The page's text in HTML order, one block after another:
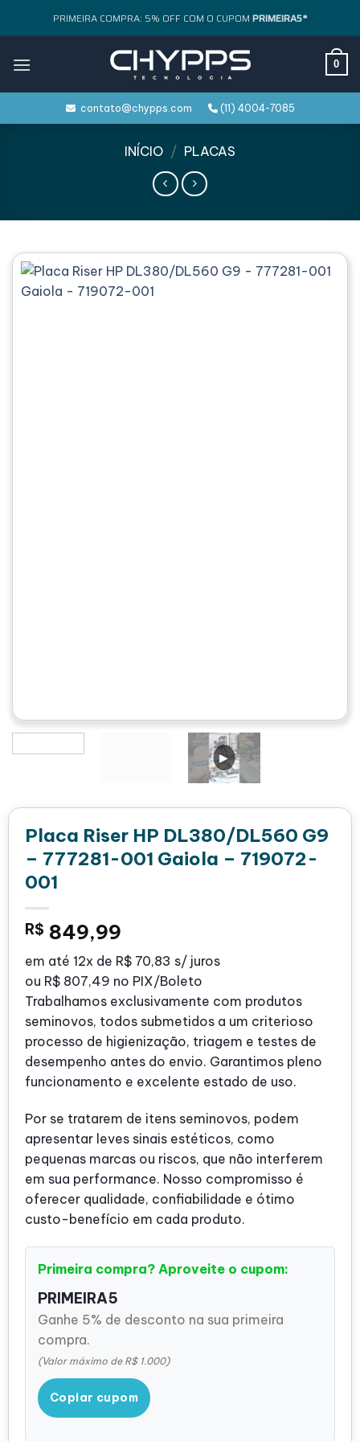
PRIMEIRA COMPRA: 5% OFF COM O CUPOM PRIMEIRA5*
0
contato@chypps.com (11) 4004-7085
INÍCIO / PLACAS
Placa Riser HP DL380/DL560 G9
– 777281-001 Gaiola – 719072-
001
R$ 849,99
em até 12x de R$ 70,83 s/ juros
ou R$ 807,49 no PIX/Boleto
Trabalhamos exclusivamente com produtos
seminovos, todos submetidos a um criterioso
processo de higienização, triagem e testes de
desempenho antes do envio. Garantimos pleno
funcionamento e excelente estado de uso.
Por se tratarem de itens seminovos, podem
apresentar leves sinais estéticos, como
pequenas marcas ou riscos, que não interferem
em sua performance. Nosso compromisso é
oferecer qualidade, confiabilidade e ótimo
custo-benefício em cada produto.
Primeira compra? Aproveite o cupom:
PRIMEIRA5
Ganhe 5% de desconto na sua primeira
compra.
(Valor máximo de R$ 1.000)
Copiar cupom